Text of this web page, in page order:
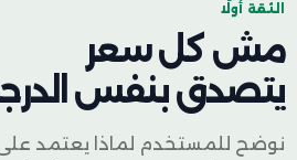
الثقة أولًا
مش كل سعر
يتصدق بنفس
نوضح للمستخدم لماذا يعتمد